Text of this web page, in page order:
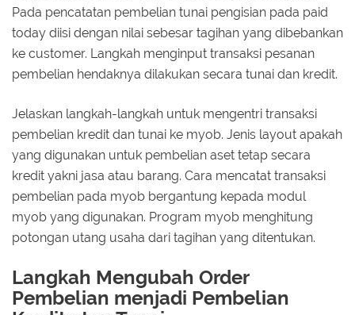
Pada pencatatan pembelian tunai pengisian pada paid
today diisi dengan nilai sebesar tagihan yang dibebankan
ke customer. Langkah menginput transaksi pesanan
pembelian hendaknya dilakukan secara tunai dan kredit.
Jelaskan langkah-langkah untuk mengentri transaksi
pembelian kredit dan tunai ke myob. Jenis layout apakah
yang digunakan untuk pembelian aset tetap secara
kredit yakni jasa atau barang. Cara mencatat transaksi
pembelian pada myob bergantung kepada modul
myob yang digunakan. Program myob menghitung
potongan utang usaha dari tagihan yang ditentukan.
Langkah Mengubah Order
Pembelian menjadi Pembelian